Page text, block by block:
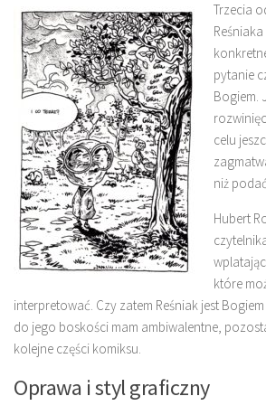
Trzecia
pytanie
Bogiem.
celu
niż
Hubert
które
interpretować. Czy zatem Reśniak jest
do jego boskości mam ambiwalentne,
kolejne części komiksu.
Oprawa i styl graficzny